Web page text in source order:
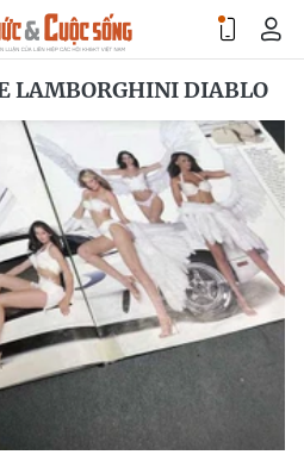
LAMBORGHINI DIABLO